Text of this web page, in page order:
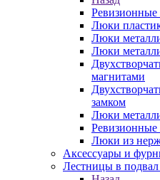
Люки
Люки
Люки
магнитами
замком
Люки
Люки из
Аксессуары и
Лестницы в